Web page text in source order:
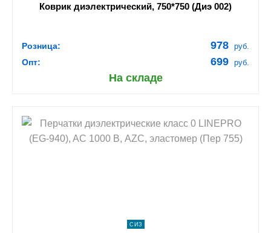
Коврик диэлектрический, 750*750 (Диэ 002)
Розница: 978 руб.
Опт: 699 руб.
На складе
shopping_cart В КОРЗИНУ
СИЗ